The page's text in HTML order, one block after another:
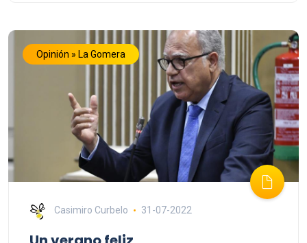
Opinión » La Gomera
Casimiro Curbelo 31-07-2022